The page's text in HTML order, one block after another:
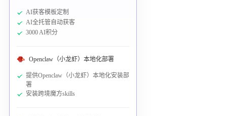
AI获客模板定制
AI全托管自动获客
3000 AI积分
Openclaw（小龙虾）本地化部署
提供Openclaw（小龙虾）本地化安装部
署
安装跨境魔方skills